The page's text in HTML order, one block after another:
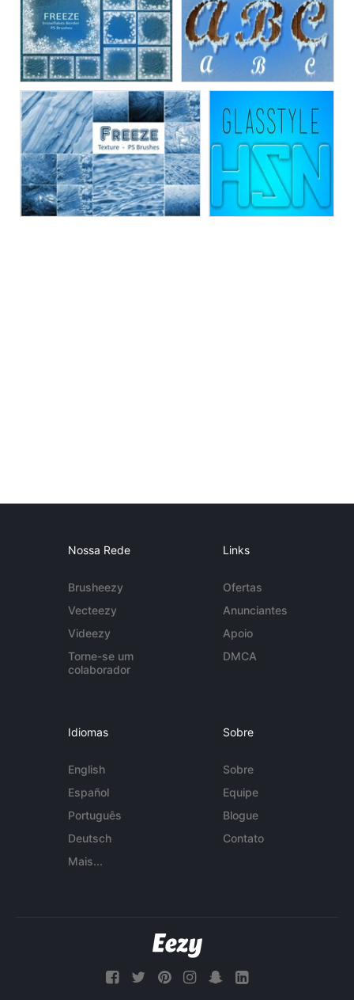
Nossa Rede
Brusheezy
Vecteezy
Videezy
Torne-se um
colaborador
Links
Ofertas
Anunciantes
Apoio
DMCA
Idiomas
English
Español
Português
Deutsch
Mais...
Sobre
Sobre
Equipe
Blogue
Contato